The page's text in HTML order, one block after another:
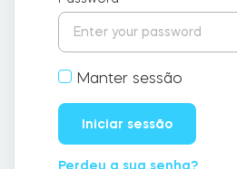
Business
Tedee GO2
OBTENHA SUPORTE
Manter sessão
Iniciar sessão
Perdeu a sua senha?